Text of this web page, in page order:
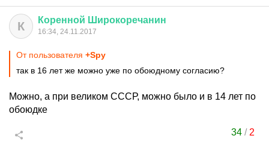
К Коренной Широкоречанин
16:34, 24.11.2017
От пользователя +Spy
так в 16 лет же можно уже по обоюдному согласию?
Можно, а при великом СССР, можно было и в 14 лет по
обоюдке
34 / 2